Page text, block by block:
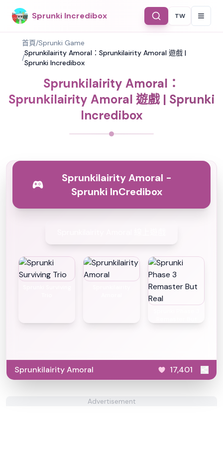
Sprunki Incredibox Select
TW
首頁/Sprunki Game
/
Sprunkilairity Amoral：Sprunkilairity Amoral 遊戲 |
Sprunki Incredibox
Sprunkilairity Amoral：
Sprunkilairity Amoral 遊戲 | Sprunki
Incredibox
Sprunkilairity Amoral -
Sprunki InCredibox
Sprunkilairity Amoral 17,401
Advertisement